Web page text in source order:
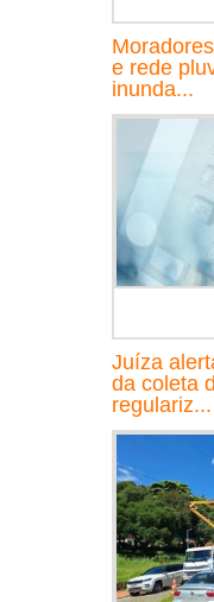
e rede
inunda...
Juíza
da coleta
regulariz...